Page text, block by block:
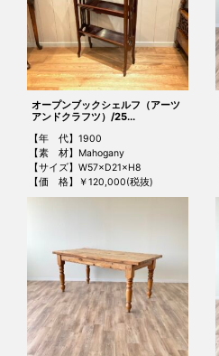
オープンブックシェルフ（アーツ
アンドクラフツ）/25...
【年 代】1900
【素 材】Mahogany
【サイズ】W57×D21×H8
【価 格】￥120,000(税抜)